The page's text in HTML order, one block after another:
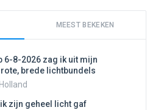
MEEST BEKEKEN
6-8-2026 zag ik uit mijn
brede lichtbundels
zijn geheel licht gaf